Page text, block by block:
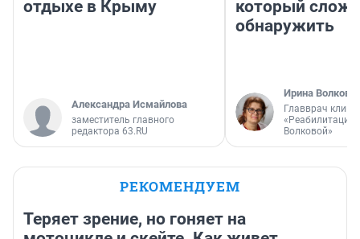
отдыхе в Крыму
Александра Исмайлова
заместитель главного
редактора 63.RU
который
обнаружить
Ирина Волкова
Главврач
«Реабилитация
Волковой»
РЕКОМЕНДУЕМ
Теряет зрение, но гоняет на